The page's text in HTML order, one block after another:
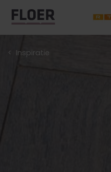
Inspiratie